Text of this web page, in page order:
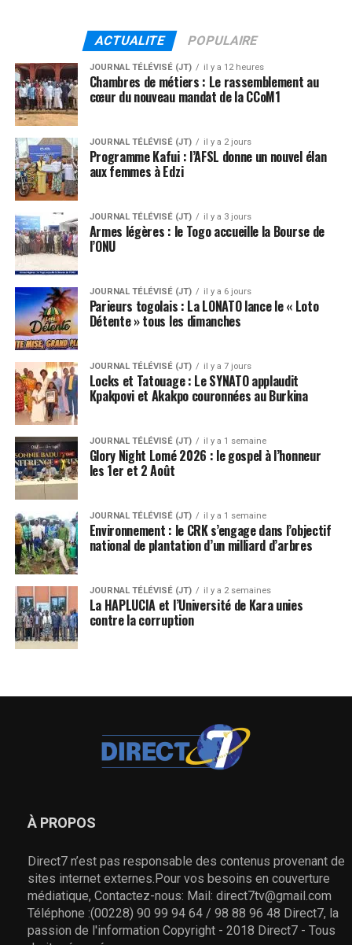
ACTUALITE POPULAIRE
JOURNAL TÉLÉVISÉ (JT) il y a 12 heures
Chambres de métiers : Le rassemblement au
cœur du nouveau mandat de la CCoM1
JOURNAL TÉLÉVISÉ (JT) il y a 2 jours
Programme Kafui : l’AFSL donne un nouvel élan
aux femmes à Edzi
JOURNAL TÉLÉVISÉ (JT) il y a 3 jours
Armes légères : le Togo accueille la Bourse de
l’ONU
JOURNAL TÉLÉVISÉ (JT) il y a 6 jours
Parieurs togolais : La LONATO lance le « Loto
Détente » tous les dimanches
JOURNAL TÉLÉVISÉ (JT) il y a 7 jours
Locks et Tatouage : Le SYNATO applaudit
Kpakpovi et Akakpo couronnées au Burkina
JOURNAL TÉLÉVISÉ (JT) il y a 1 semaine
Glory Night Lomé 2026 : le gospel à l’honneur
les 1er et 2 Août
JOURNAL TÉLÉVISÉ (JT) il y a 1 semaine
Environnement : le CRK s’engage dans l’objectif
national de plantation d’un milliard d’arbres
JOURNAL TÉLÉVISÉ (JT) il y a 2 semaines
La HAPLUCIA et l’Université de Kara unies
contre la corruption
À PROPOS
Direct7 n’est pas responsable des contenus provenant de
sites internet externes.Pour vos besoins en couverture
médiatique, Contactez-nous: Mail: direct7tv@gmail.com
Téléphone :(00228) 90 99 94 64 / 98 88 96 48 Direct7, la
passion de l'information Copyright - 2018 Direct7 - Tous